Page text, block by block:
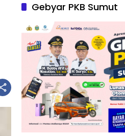
Gebyar PKB Sumut